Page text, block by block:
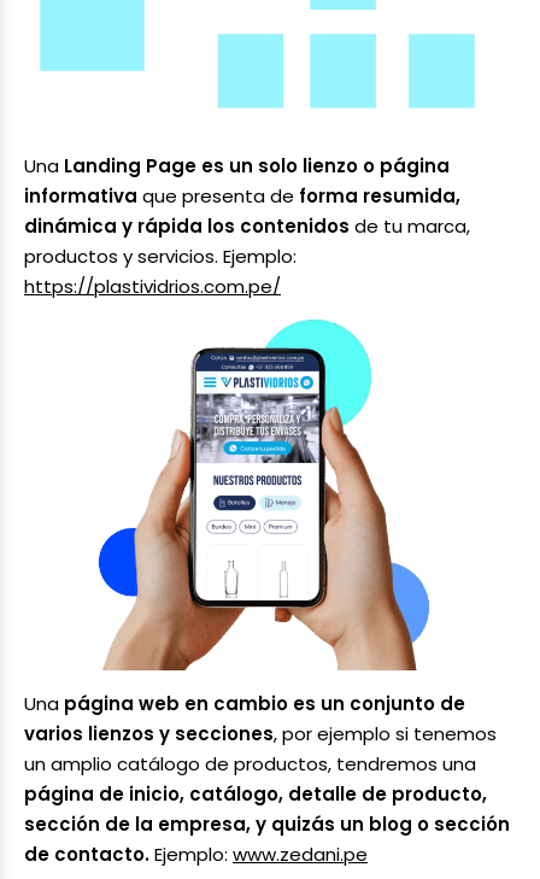
Una Landing Page es un solo lienzo o página
informativa que presenta de forma resumida,
dinámica y rápida los contenidos de tu marca,
productos y servicios. Ejemplo:
https://plastividrios.com.pe/
Una página web en cambio es un conjunto de
varios lienzos y secciones, por ejemplo si tenemos
un amplio catálogo de productos, tendremos una
página de inicio, catálogo, detalle de producto,
sección de la empresa, y quizás un blog o sección
de contacto.Ejemplo: www.zedani.pe